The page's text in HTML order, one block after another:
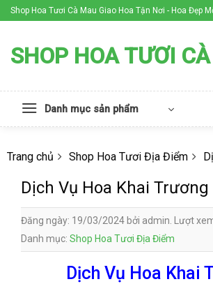
Skip
to
Shop Hoa Tươi Cà Mau Giao Hoa Tận Nơi - Hoa Đẹp
SHOP HOA TƯƠI
Danh mục sản phẩm
Trang chủ Shop Hoa Tươi Địa Điểm
Dịch Vụ Hoa Khai
Đăng ngày: 19/03/2024 bởi admin. Lượt
Danh mục: Shop Hoa Tươi Địa Điểm
Dịch Vụ Hoa Khai